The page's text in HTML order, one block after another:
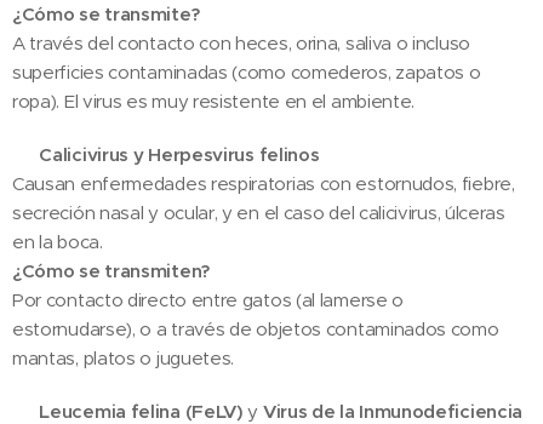
¿Cómo se transmite?
A través del contacto con heces, orina, saliva o incluso
superficies contaminadas (como comederos, zapatos o
ropa). El virus es muy resistente en el ambiente.
Calicivirus y Herpesvirus felinos
Causan enfermedades respiratorias con estornudos, fiebre,
secreción nasal y ocular, y en el caso del calicivirus, úlceras
en la boca.
¿Cómo se transmiten?
Por contacto directo entre gatos (al lamerse o
estornudarse), o a través de objetos contaminados como
mantas, platos o juguetes.
Leucemia felina (FeLV) y Virus de la Inmunodeficiencia